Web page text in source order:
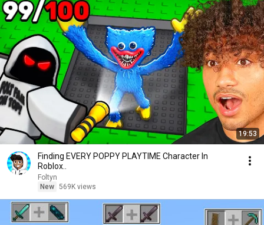
19:53
Finding EVERY POPPY PLAYTIME Character In
Roblox..
Foltyn
New 569K views